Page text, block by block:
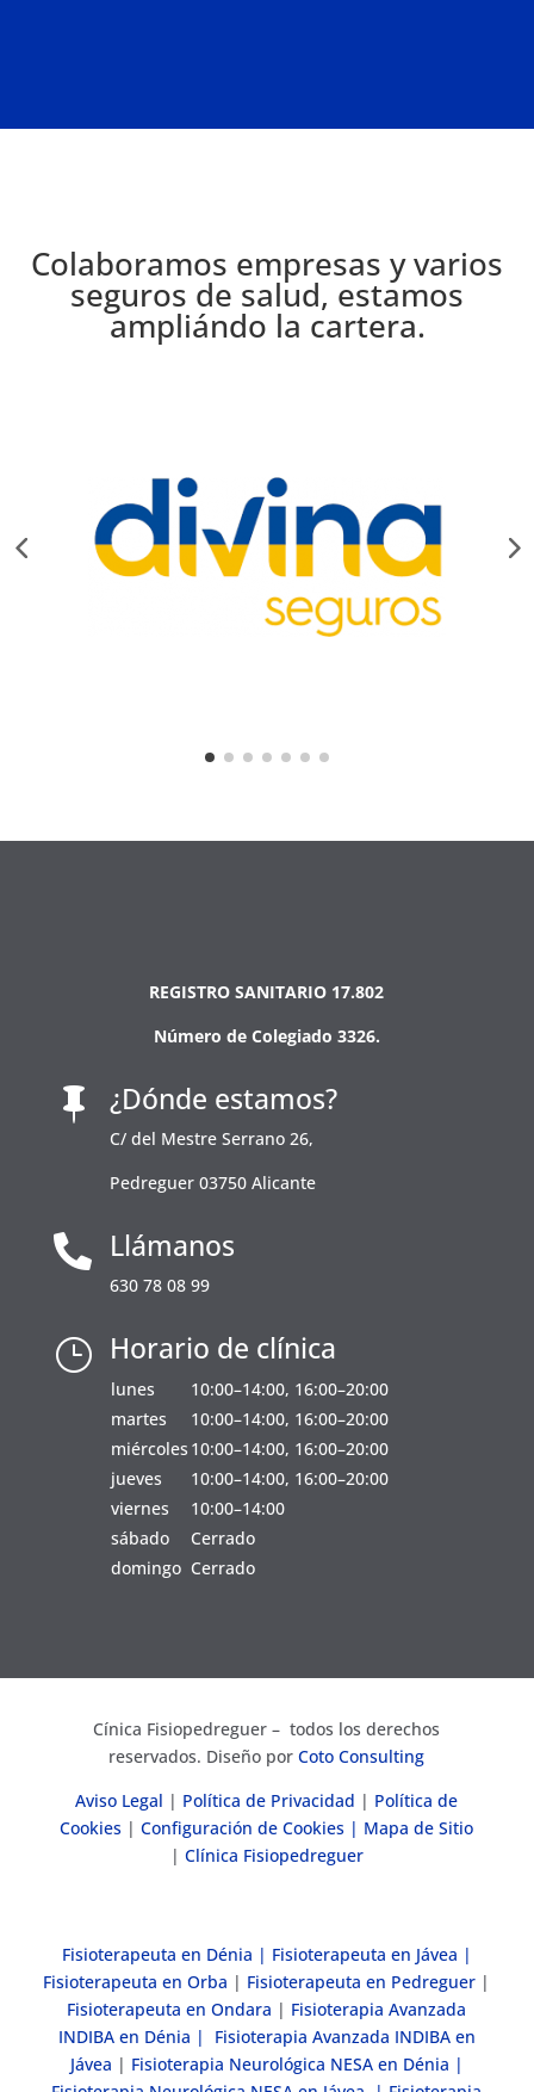
Colaboramos empresas y varios
seguros de salud, estamos
ampliándo la cartera.
REGISTRO SANITARIO 17.802
Número de Colegiado 3326.
 ¿Dónde estamos?
C/ del Mestre Serrano 26,
Pedreguer 03750 Alicante
 Llámanos
630 78 08 99
} Horario de clínica
lunes
10:00–14:00, 16:00–20:00
martes
10:00–14:00, 16:00–20:00
miércoles 10:00–14:00, 16:00–20:00
jueves
10:00–14:00, 16:00–20:00
viernes
10:00–14:00
sábado
Cerrado
domingo Cerrado
Cínica Fisiopedreguer – todos los derechos
reservados. Diseño porCoto Consulting
Aviso Legal | Política de Privacidad | Política de
Cookies | Configuración de Cookies | Mapa de Sitio
| Clínica Fisiopedreguer
Fisioterapeuta en Dénia | Fisioterapeuta en Jávea |
Fisioterapeuta en Orba | Fisioterapeuta en Pedreguer |
Fisioterapeuta en Ondara | Fisioterapia Avanzada
INDIBA en Dénia | Fisioterapia Avanzada INDIBA en
Jávea | Fisioterapia Neurológica NESA en Dénia |